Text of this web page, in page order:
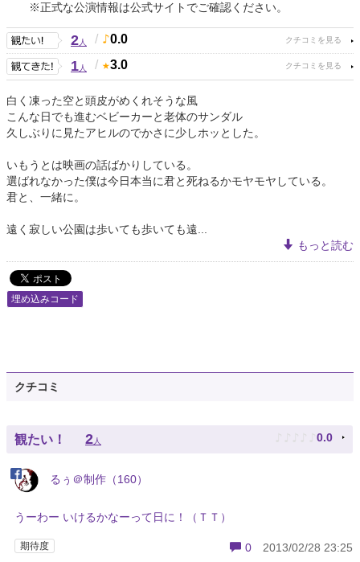
※正式な公演情報は公式サイトでご確認ください。
2人 / 0.0
1人 / 3.0
白く凍った空と頭皮がめくれそうな風
こんな日でも進むベビーカーと老体のサンダル
久しぶりに見たアヒルのでかさに少しホッとした。
いもうとは映画の話ばかりしている。
選ばれなかった僕は今日本当に君と死ねるかモヤモヤしている。
君と、一緒に。
遠く寂しい公園は歩いても歩いても遠...
もっと読む
埋め込みコード
クチコミ
観たい！ 2人 ♪ ♪ ♪ ♪ ♪ 0.0
るぅ＠制作（160）
うーわー いけるかなーって日に！（ＴＴ）
期待度 0 2013/02/28 23:25